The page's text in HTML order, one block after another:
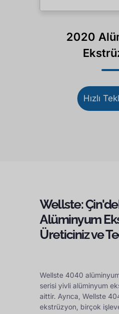
2020
Hızlı
Wellste:
Alüminyum
Üreticiniz ve
Wellste 4040
serisi yivli alüminyum
aittir. Ayrıca, Wellste
ekstrüzyon, birçok